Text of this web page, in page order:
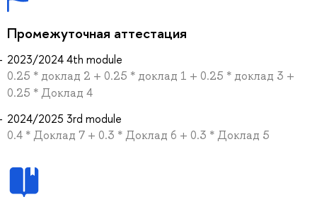
Промежуточная аттестация
2023/2024 4th module
0.25 * доклад 2 + 0.25 * доклад 1 + 0.25 * доклад 3 +
0.25 * Доклад 4
2024/2025 3rd module
0.4 * Доклад 7 + 0.3 * Доклад 6 + 0.3 * Доклад 5